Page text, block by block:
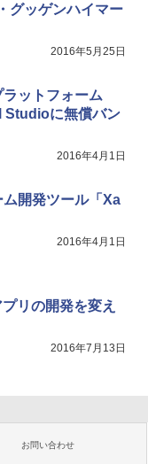
グッゲンハイマー
2016年5月25日
ットフォーム
Studioに無償バン
2016年4月1日
開発ツール「Xa
2016年4月1日
リの開発を変え
2016年7月13日
お問い合わせ